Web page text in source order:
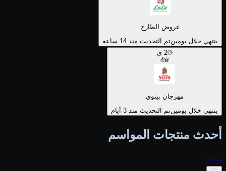
عروض الطازج
ينتهي خلال يومينتم التحديث منذ 14 ساعة
2 ي
4
مهرجان بينوي
ينتهي خلال يومينتم التحديث منذ 3 أيام
أحدث منتجات المواسم
-
55%